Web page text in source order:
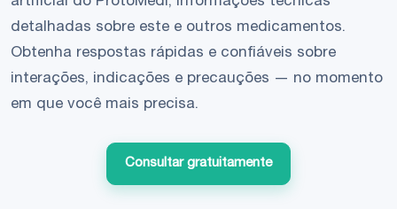
detalhadas sobre este e outros medicamentos.
Obtenha respostas rápidas e confiáveis sobre
interações, indicações e precauções — no momento
em que você mais precisa.
Consultar gratuitamente